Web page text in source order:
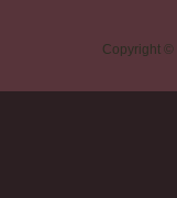
Copyright ©